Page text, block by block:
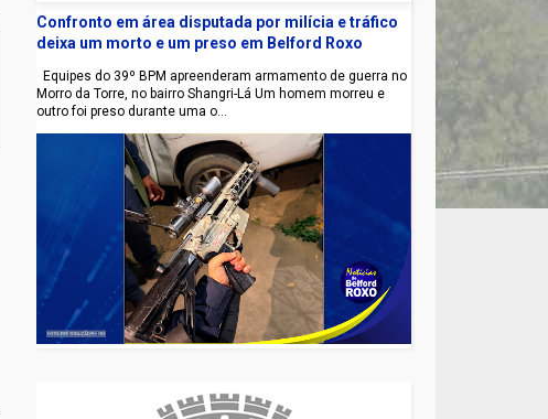
Confronto em área disputada por milícia e tráfico
deixa um morto e um preso em Belford Roxo
Equipes do 39º BPM apreenderam armamento de guerra no
Morro da Torre, no bairro Shangri-Lá Um homem morreu e
outro foi preso durante uma o...